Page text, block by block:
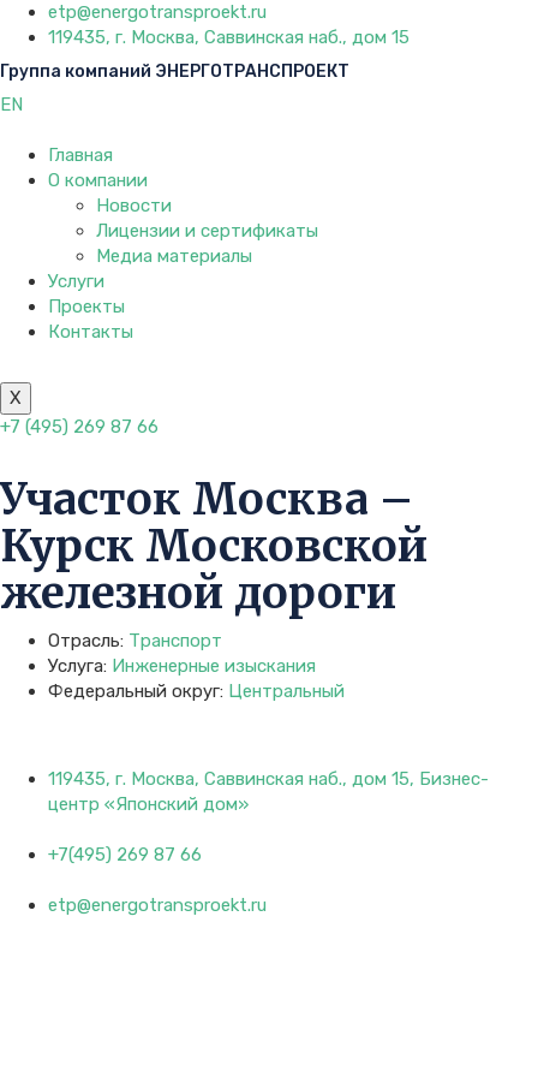
etp@energotransproekt.ru
119435, г. Москва, Саввинская наб., дом 15
Группа компаний ЭНЕРГОТРАНСПРОЕКТ
EN
Главная
О компании
Новости
Лицензии и сертификаты
Медиа материалы
Услуги
Проекты
Контакты
X
+7 (495) 269 87 66
Участок Москва –
Курск Московской
железной дороги
Отрасль: Транспорт
Услуга: Инженерные изыскания
Федеральный округ: Центральный
119435, г. Москва, Саввинская наб., дом 15, Бизнес-
центр «Японский дом»
+7(495) 269 87 66
etp@energotransproekt.ru